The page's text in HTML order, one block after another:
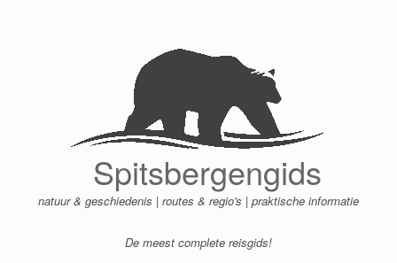
Spitsbergengids
natuur & geschiedenis | routes & regio's | praktische informatie
De meest complete reisgids!